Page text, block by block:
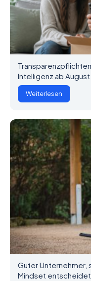
Intelligenz ab
Weiterlesen
Guter Unternehmer,
Mindset entscheidet